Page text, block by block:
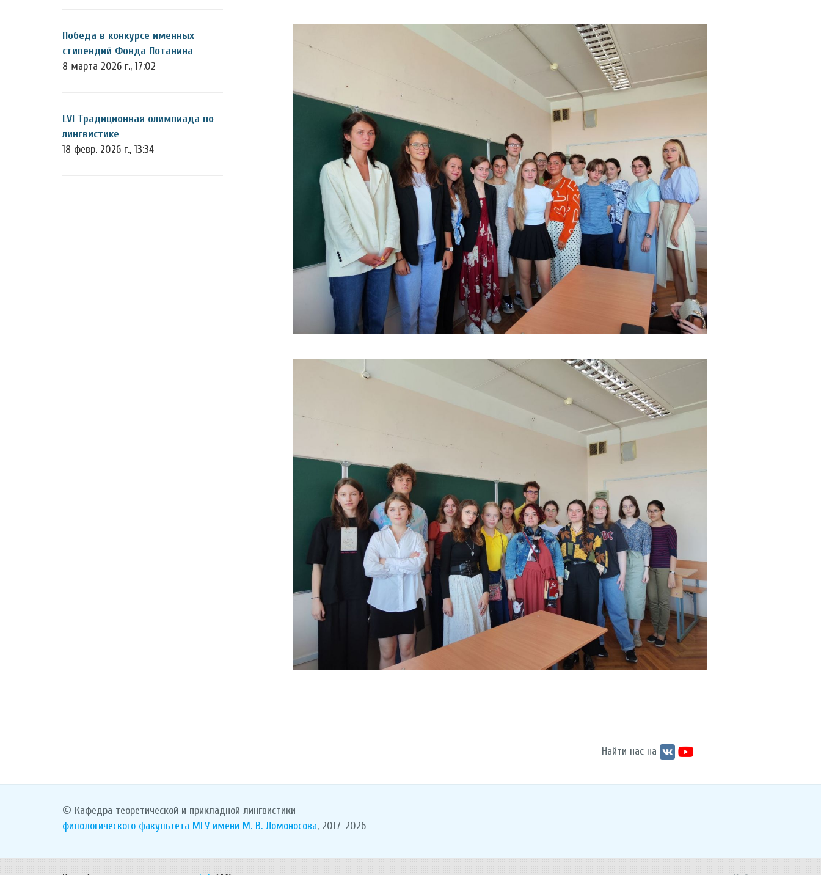
Победа в конкурсе именных
стипендий Фонда Потанина
8 марта 2026 г., 17:02
LVI Традиционная олимпиада по
лингвистике
18 февр. 2026 г., 13:34
Найти нас на
© Кафедра теоретической и прикладной лингвистики
филологического факультета МГУ имени М. В. Ломоносова, 2017-2026